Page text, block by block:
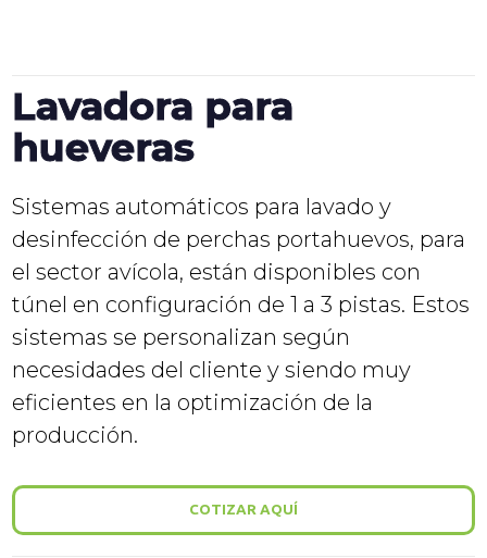
Lavadora para
hueveras
Sistemas automáticos para lavado y
desinfección de perchas portahuevos, para
el sector avícola, están disponibles con
túnel en configuración de 1 a 3 pistas. Estos
sistemas se personalizan según
necesidades del cliente y siendo muy
eficientes en la optimización de la
producción.
COTIZAR AQUÍ